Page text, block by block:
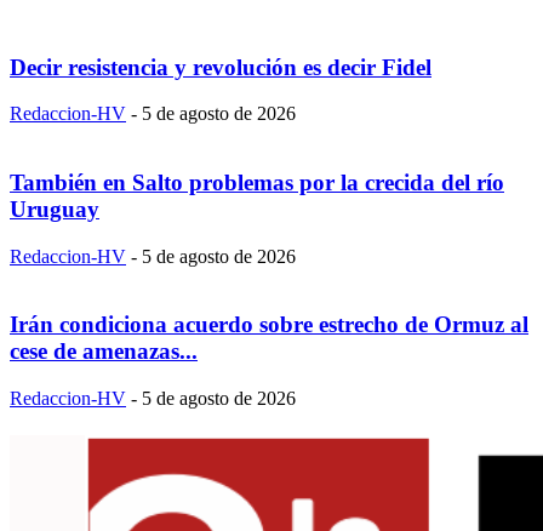
Decir resistencia y revolución es decir Fidel
Redaccion-HV - 5 de agosto de 2026
También en Salto problemas por la crecida del río
Uruguay
Redaccion-HV - 5 de agosto de 2026
Irán condiciona acuerdo sobre estrecho de Ormuz al
cese de amenazas...
Redaccion-HV - 5 de agosto de 2026